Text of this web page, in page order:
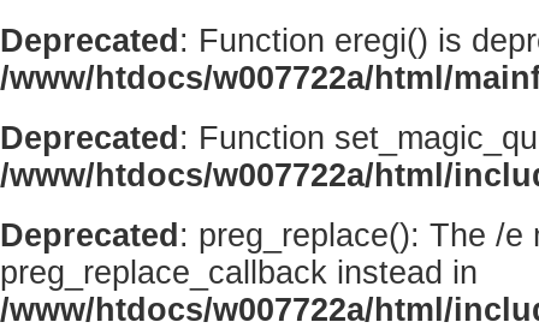
Deprecated : Function eregi() is
/www/htdocs/w007722a/html/
Deprecated : Function
/www/htdocs/w007722a/html/
Deprecated : preg_replace(): The /
preg_replace_callback instead in
/www/htdocs/w007722a/html/